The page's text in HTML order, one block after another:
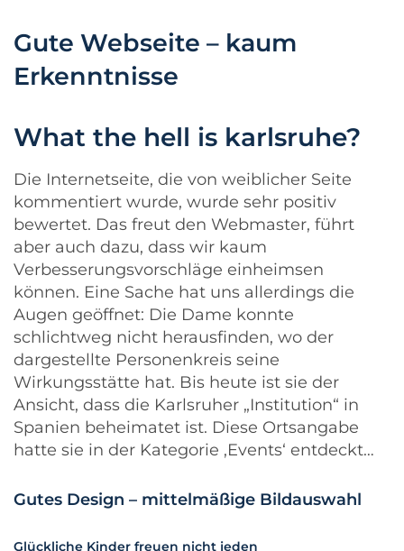
Gute Webseite – kaum
Erkenntnisse
What the hell is karlsruhe?
Die Internetseite, die von weiblicher Seite
kommentiert wurde, wurde sehr positiv
bewertet. Das freut den Webmaster, führt
aber auch dazu, dass wir kaum
Verbesserungsvorschläge einheimsen
können. Eine Sache hat uns allerdings die
Augen geöffnet: Die Dame konnte
schlichtweg nicht herausfinden, wo der
dargestellte Personenkreis seine
Wirkungsstätte hat. Bis heute ist sie der
Ansicht, dass die Karlsruher „Institution“ in
Spanien beheimatet ist. Diese Ortsangabe
hatte sie in der Kategorie ‚Events‘ entdeckt…
Gutes Design – mittelmäßige Bildauswahl
Glückliche Kinder freuen nicht jeden